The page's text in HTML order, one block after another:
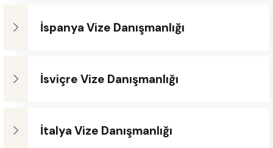
İspanya Vize Danışmanlığı
İsviçre Vize Danışmanlığı
İtalya Vize Danışmanlığı